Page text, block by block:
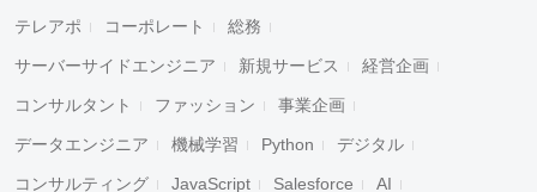
テレアポ コーポレート 総務
サーバーサイドエンジニア 新規サービス 経営企画
コンサルタント ファッション 事業企画
データエンジニア 機械学習 Python デジタル
コンサルティング JavaScript Salesforce AI